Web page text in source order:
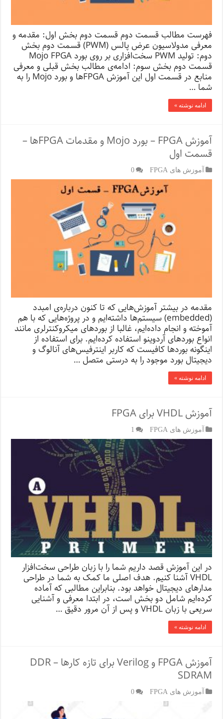
فهرست مطالب قسمت دوم قسمت دوم بخش اول: مقدمه و
معرفی مدولاسیون عرض پالس (PWM) قسمت دوم بخش
دوم: تولید PWM سخت‌افزاری بر روی بورد Mojo FPGA
قسمت دوم بخش سوم: ادامه‌ی مطالب بخش قبلی و معرفی
منابع در قسمت اول این آموزش FPGA‌ها و بورد Mojo را به
شما …
ادامه نوشته »
آموزش FPGA – بورد Mojo و مقدمات FPGA‌ها –
قسمت اول
آموزش های FPGA 0
مقدمه در بیشتر آموزش‌هایی که تا کنون درباره‌ی امبدد
(embedded) سیستم‌ها داشته‌ایم و در پروژه‌هایی که با هم
آموخته و انجام داده‌ایم، غالبا از بوردهای میکروکنترلری مانند
انواع بوردهای آردوینو استفاده کرده‌ایم. برای استفاده از
اینگونه بوردها کافیست که کاربر اینترفیس‌های آنالوگ و
دیجیتال بورد موجود را به درستی متصل …
ادامه نوشته »
آموزش VHDL برای FPGA
آموزش های FPGA 1
در این آموزش قصد داریم شما را با زبان طراحی سخت‌افزار
VHDL آشنا کنیم. هدف اصلی ما کمک به شما در طراحی
مدارهای دیجیتال خواهد بود. بنابراین مطالبی که آماده
کرده‌ایم شامل دو بخش است، در ابتدا معرفی و آشنایی
سریعی با زبان VHDL و پس از آن مرور دقیق …
ادامه نوشته »
آموزش FPGA و Verilog برای تازه کارها – DDR
SDRAM
آموزش های FPGA 0